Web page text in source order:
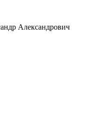
Александрович